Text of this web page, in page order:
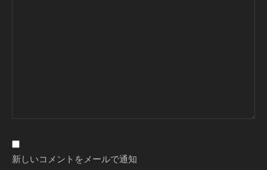
新しいコメントをメールで通知